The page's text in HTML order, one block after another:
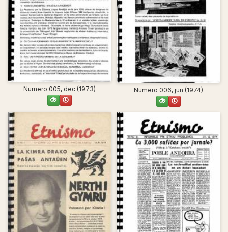
Numero 005, dec (1973) Numero 006, jun (1974)